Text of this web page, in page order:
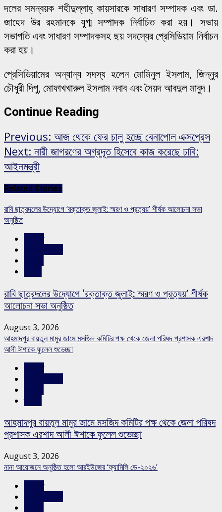
দলের সমন্বয়ক শহীদুল্লাহ্ কায়সারকে সাধারণ সম্পাদক এবং ডা.
জাহেদ উর রহমানকে যুগ্ম সম্পাদক নির্বাচিত করা হয়। সভায়
সভাপতি এবং সাধারণ সম্পাদকসহ ছয় সদস্যের প্রেসিডিয়াম নির্বাচন
করা হয়।
প্রেসিডিয়ামের অন্যান্য সদস্য হলেন মোমিনুল ইসলাম, জিন্নুর
চৌধুরী দিপু, মোফাখখারুল ইসলাম নবাব এবং সৈয়দ আবদুল মাবুদ।
Continue Reading
Previous: আজ থেকে ফের চালু হচ্ছে বেনাপোল এক্সপ্রেস
Next: নারী জাগরণের অগ্রদূত হিসেবে কাজ করেছে ঢাবি:
আইনমন্ত্রী
Related Stories
রাবি ছাত্রদলের উদ্যোগে ‘রক্তাক্ত জুলাই: স্মরণ ও প্রত্যয়’ শীর্ষক আলোচনা সভা
অনুষ্ঠিত
রাবি ছাত্রদলের উদ্যোগে ‘রক্তাক্ত জুলাই: স্মরণ ও প্রত্যয়’ শীর্ষক
আলোচনা সভা অনুষ্ঠিত
August 3, 2026
আহমাদপুর বায়তুল মামুর জামে মসজিদ কমিটির পক্ষ থেকে জেলা পরিষদ প্রশাসক এরশাদ
আলী ঈশাকে ফুলেল শুভেচ্ছা
আহমাদপুর বায়তুল মামুর জামে মসজিদ কমিটির পক্ষ থেকে জেলা পরিষদ
প্রশাসক এরশাদ আলী ঈশাকে ফুলেল শুভেচ্ছা
August 3, 2026
নানা আয়োজনে অনুষ্ঠিত হলো আরইউজের ‘ফ্যামিলি ডে-২০২৬’